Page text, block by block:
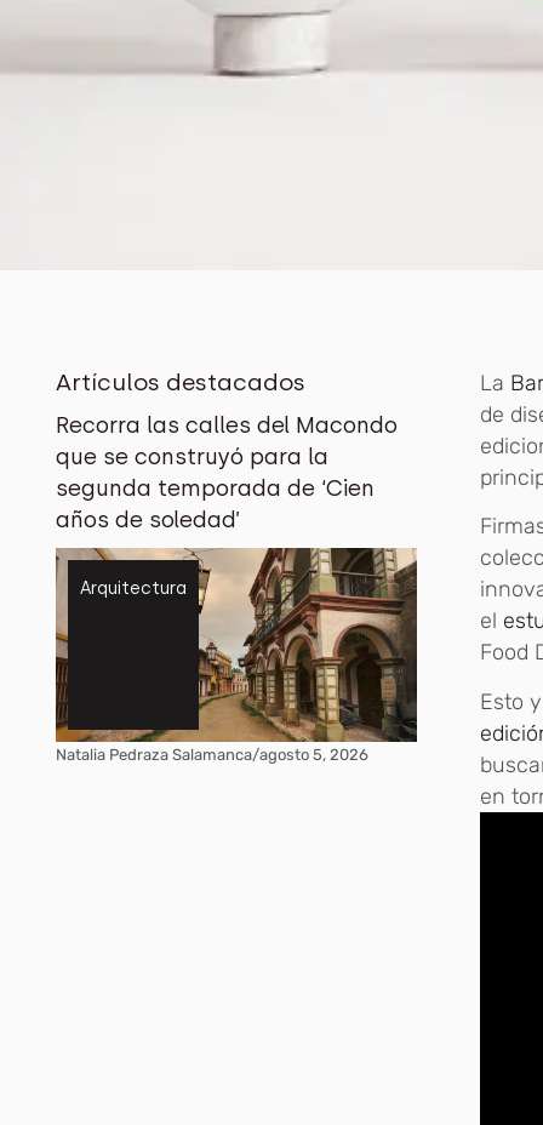
Artículos destacados
Recorra las calles del Macondo
que se construyó para la
segunda temporada de ‘Cien
años de soledad’
Arquitectura
Natalia Pedraza Salamanca/agosto 5, 2026
La
de
el
Food
Esto
en